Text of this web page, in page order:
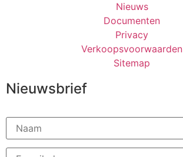
Nieuws
Documenten
Privacy
Verkoopsvoorwaarden
Sitemap
Nieuwsbrief